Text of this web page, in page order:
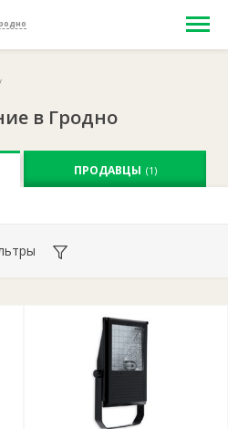
в Гродно
ПРОДАВЦЫ (1)